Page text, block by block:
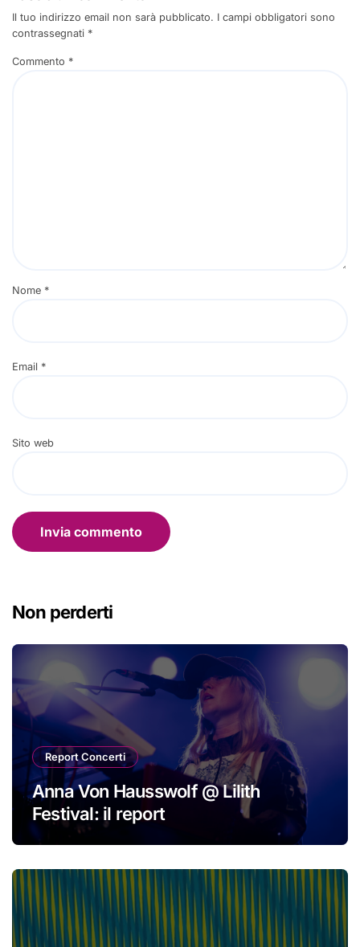
Il tuo indirizzo email non sarà pubblicato. I campi obbligatori sono
contrassegnati *
Commento *
Nome *
Email *
Sito web
Non perderti
Report Concerti
Anna Von Hausswolf @ Lilith
Festival: il report